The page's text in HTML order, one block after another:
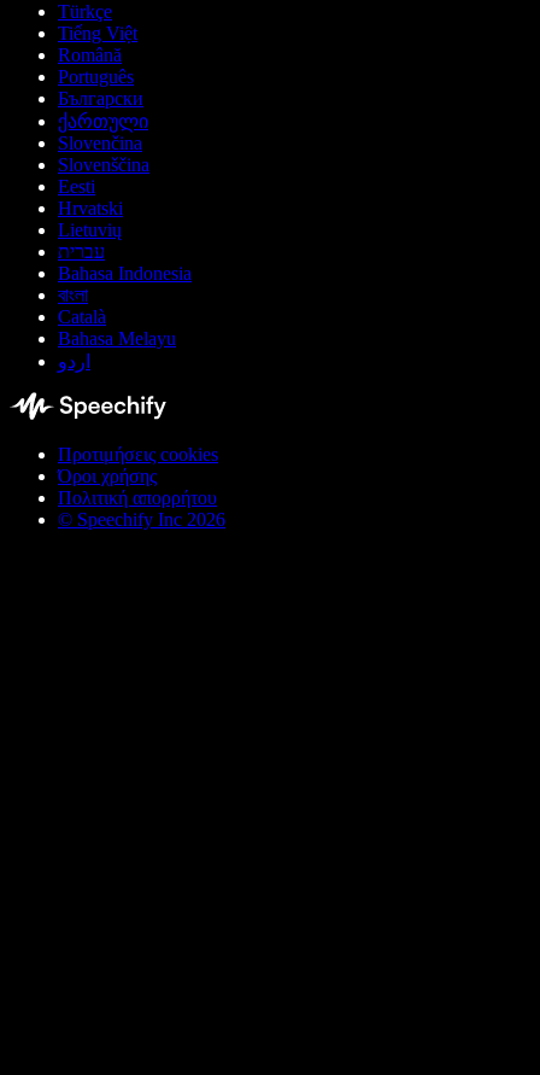
Türkçe
Tiếng Việt
Română
Português
Български
ქართული
Slovenčina
Slovenščina
Eesti
Hrvatski
Lietuvių
עברית
Bahasa Indonesia
বাংলা
Català
Bahasa Melayu
اردو
Προτιμήσεις cookies
Όροι χρήσης
Πολιτική απορρήτου
© Speechify Inc 2026